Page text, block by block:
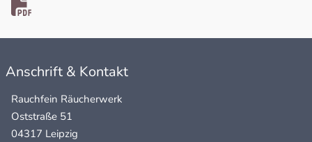
Anschrift & Kontakt
Rauchfein Räucherwerk
Oststraße 51
04317 Leipzig